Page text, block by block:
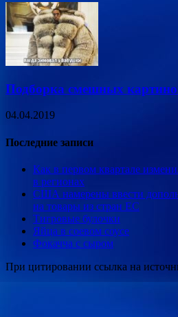
Подборка смешных
04.04.2019
Последние записи
Как в первом квартале
в регионах
США намерены ввести
на товары из стран ЕС
Тигровые булочки
Яйца в соевом соусе
Фокачча с сыром
При цитировании ссылка на